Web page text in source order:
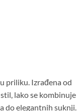
priliku. Izrađena od
lako se kombinuje
do elegantnih suknji.